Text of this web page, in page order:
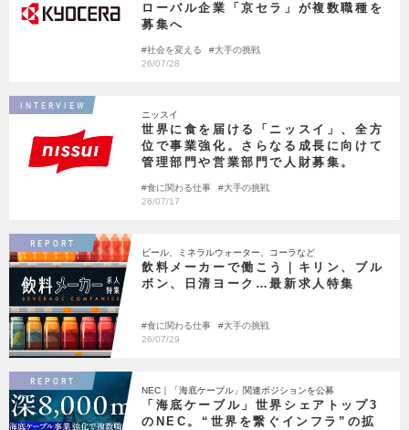
ローバル企業「京セラ」が複数職種を
募集へ
社会を変える
大手の挑戦
26/07/28
INTERVIEW
ニッスイ
世界に食を届ける「ニッスイ」、全方
位で事業強化。さらなる成長に向けて
管理部門や営業部門で人財募集。
食に関わる仕事
大手の挑戦
26/07/17
REPORT
ビール、ミネラルウォーター、コーラなど
飲料メーカーで働こう｜キリン、ブル
ボン、日清ヨーク…最新求人特集
食に関わる仕事
大手の挑戦
26/07/29
REPORT
NEC｜「海底ケーブル」関連ポジションを公募
「海底ケーブル」世界シェアトップ3
のNEC。“世界を繋ぐインフラ”の拡